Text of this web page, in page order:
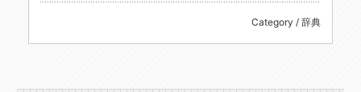
Category / 辞典